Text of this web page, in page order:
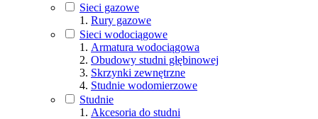
Sieci gazowe
Rury gazowe
Sieci wodociągowe
Armatura wodociągowa
Obudowy studni głębinowej
Skrzynki zewnętrzne
Studnie wodomierzowe
Studnie
Akcesoria do studni